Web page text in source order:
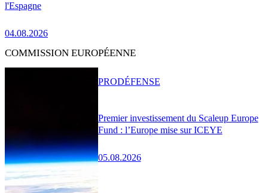
l'Espagne
04.08.2026
COMMISSION EUROPÉENNE
Premier investissement du Scaleup Europe
Fund : l’Europe mise sur ICEYE
05.08.2026
PRODÉFENSE